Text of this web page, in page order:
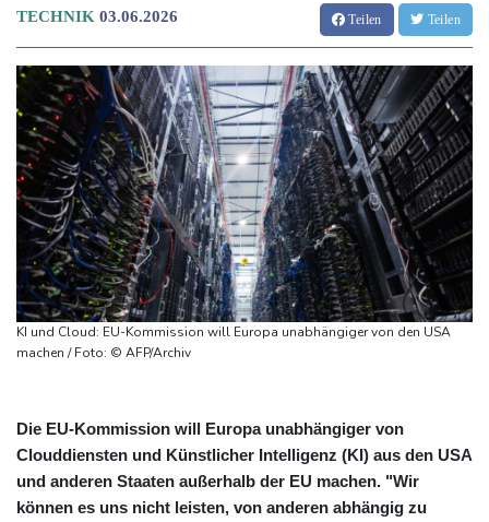
TECHNIK 03.06.2026 Teilen Teilen
KI und Cloud: EU-Kommission will Europa unabhängiger von den USA
machen / Foto: © AFP/Archiv
Die EU-Kommission will Europa unabhängiger von
Clouddiensten und Künstlicher Intelligenz (KI) aus den USA
und anderen Staaten außerhalb der EU machen. "Wir
können es uns nicht leisten, von anderen abhängig zu